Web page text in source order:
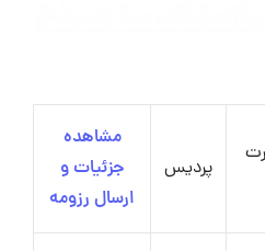
پردیس
مشاهده
جزئیات و
ارسال رزومه